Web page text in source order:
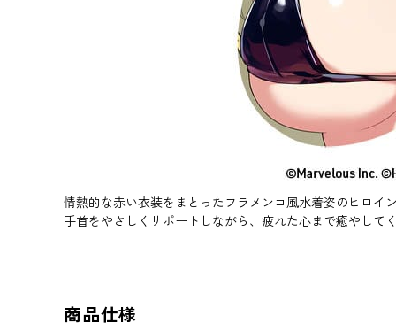
情熱的な赤い衣装をまとったフラメンコ風水着姿のヒロイ
手首をやさしくサポートしながら、疲れた心まで癒やし
商品仕様